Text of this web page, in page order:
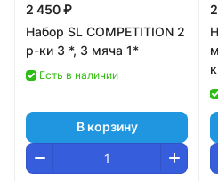
2 450 ₽
Набор SL COMPETITION 2
р-ки 3 *, 3 мяча 1*
Есть в наличии
В корзину